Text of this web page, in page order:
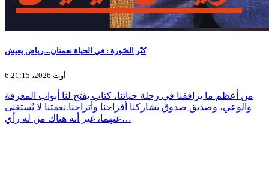
كبّر الصّورة : في الحياة نعمتان....رياض يعيش
6 أوت 2026، 21:15
من أعظم ما يرافقنا في رحلة حياتنا، كتاب يفتح لنا أبواب المعرفة
والوعي، وصديق صدوق يشاركنا أفراحنا وأتراحنا.نعمتنا لا يٌستغنى
عنهما، غير أنه هناك من له رأي…